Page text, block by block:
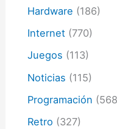
Hardware (186)
Internet (770)
Juegos (113)
Noticias (115)
Programación
Retro (327)